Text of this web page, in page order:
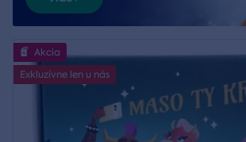
Akcia
Exkluzívne len u nás